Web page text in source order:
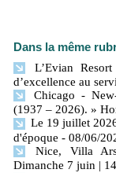
Dans la même
L’Evian
d’excellence au
Chicago -
(1937 – 2026). »
Le 19 juillet
d'époque - 08/06/
Nice, Villa
Dimanche 7 juin |